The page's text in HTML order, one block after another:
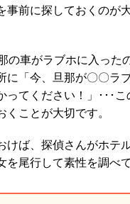
事前に探しておくのが
の車がラブホに入った
「今、旦那が〇〇ラ
ってください！」･･･
くことが大切です。
けば、探偵さんがホテ
を尾行して素性を調べ